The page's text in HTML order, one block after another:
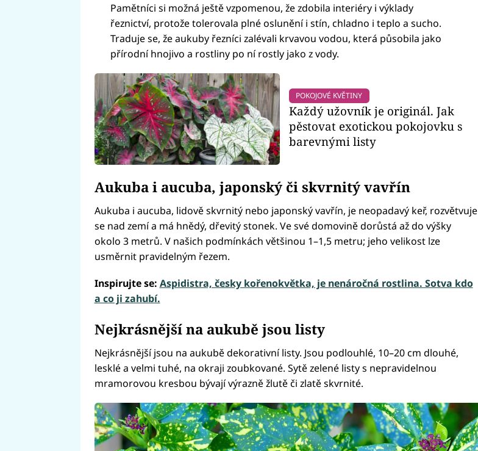
Pamětníci si možná ještě vzpomenou, že zdobila interiéry i výklady
řeznictví, protože tolerovala plné oslunění i stín, chladno i teplo a sucho.
Traduje se, že aukuby řezníci zalévali krvavou vodou, která působila jako
přírodní hnojivo a rostliny po ní rostly jako z vody.
POKOJOVÉ KVĚTINY
Každý užovník je originál. Jak
pěstovat exotickou pokojovku s
barevnými listy
Aukuba i aucuba, japonský či skvrnitý vavřín
Aukuba i aucuba, lidově skvrnitý nebo japonský vavřín, je neopadavý keř, rozvětvuje
se nad zemí a má hnědý, dřevitý stonek. Ve své domovině dorůstá až do výšky
okolo 3 metrů. V našich podmínkách většinou 1–1,5 metru; jeho velikost lze
usměrnit pravidelným řezem.
Inspirujte se: Aspidistra, česky kořenokvětka, je nenáročná rostlina. Sotva kdo
a co ji zahubí.
Nejkrásnější na aukubě jsou listy
Nejkrásnější jsou na aukubě dekorativní listy. Jsou podlouhlé, 10–20 cm dlouhé,
lesklé a velmi tuhé, na okraji zoubkované. Sytě zelené listy s nepravidelnou
mramorovou kresbou bývají výrazně žlutě či zlatě skvrnité.